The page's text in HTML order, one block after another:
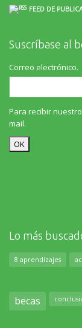
FEED DE
Suscríbase al
Correo electrónico.
Para recibir
mail.
Lo más
8 aprendizajes
becas